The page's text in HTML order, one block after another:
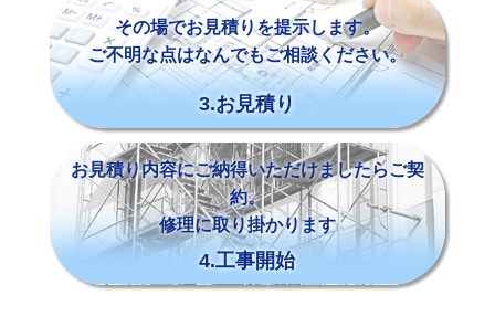
その場でお見積りを提示します。
ご不明な点はなんでもご相談ください。
3.お見積り
お見積り内容にご納得いただけましたらご契
約。
修理に取り掛かります
4.工事開始